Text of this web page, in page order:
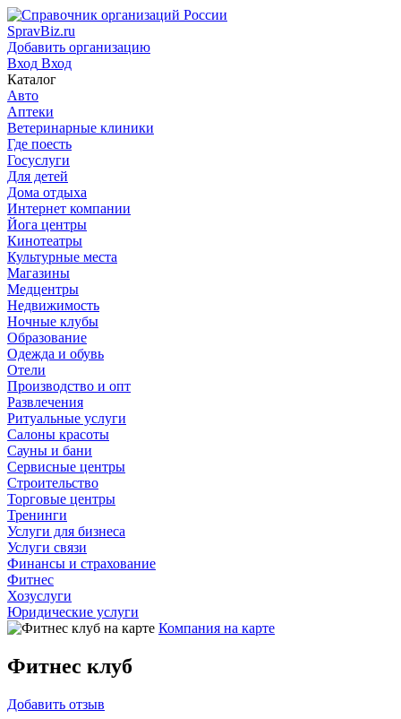
SpravBiz.ru
Добавить организацию
Вход Вход
Каталог
Авто
Аптеки
Ветеринарные клиники
Где поесть
Госуслуги
Для детей
Дома отдыха
Интернет компании
Йога центры
Кинотеатры
Культурные места
Магазины
Медцентры
Недвижимость
Ночные клубы
Образование
Одежда и обувь
Отели
Производство и опт
Развлечения
Ритуальные услуги
Салоны красоты
Сауны и бани
Сервисные центры
Строительство
Торговые центры
Тренинги
Услуги для бизнеса
Услуги связи
Финансы и страхование
Фитнес
Хозуслуги
Юридические услуги
Компания на карте
Фитнес клуб
Добавить отзыв